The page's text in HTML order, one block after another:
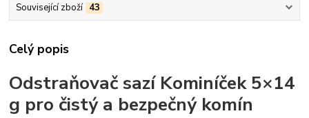
Související zboží 43
Celý popis
Odstraňovač sazí Kominíček 5×14
g pro čistý a bezpečný komín